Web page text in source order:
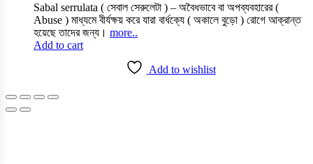
Sabal serrulata ( সেবাল সেরুলেটা ) – অবৈধভাবে বা অপব্যবহারের (
Abuse ) মাধ্যমে বীর্যক্ষয় করে যারা বার্ধক্যে ( অকালে বুড়ো ) রোগে আক্রান্ত
হয়েছে তাদের জন্য। more..
Add to cart
Add to wishlist